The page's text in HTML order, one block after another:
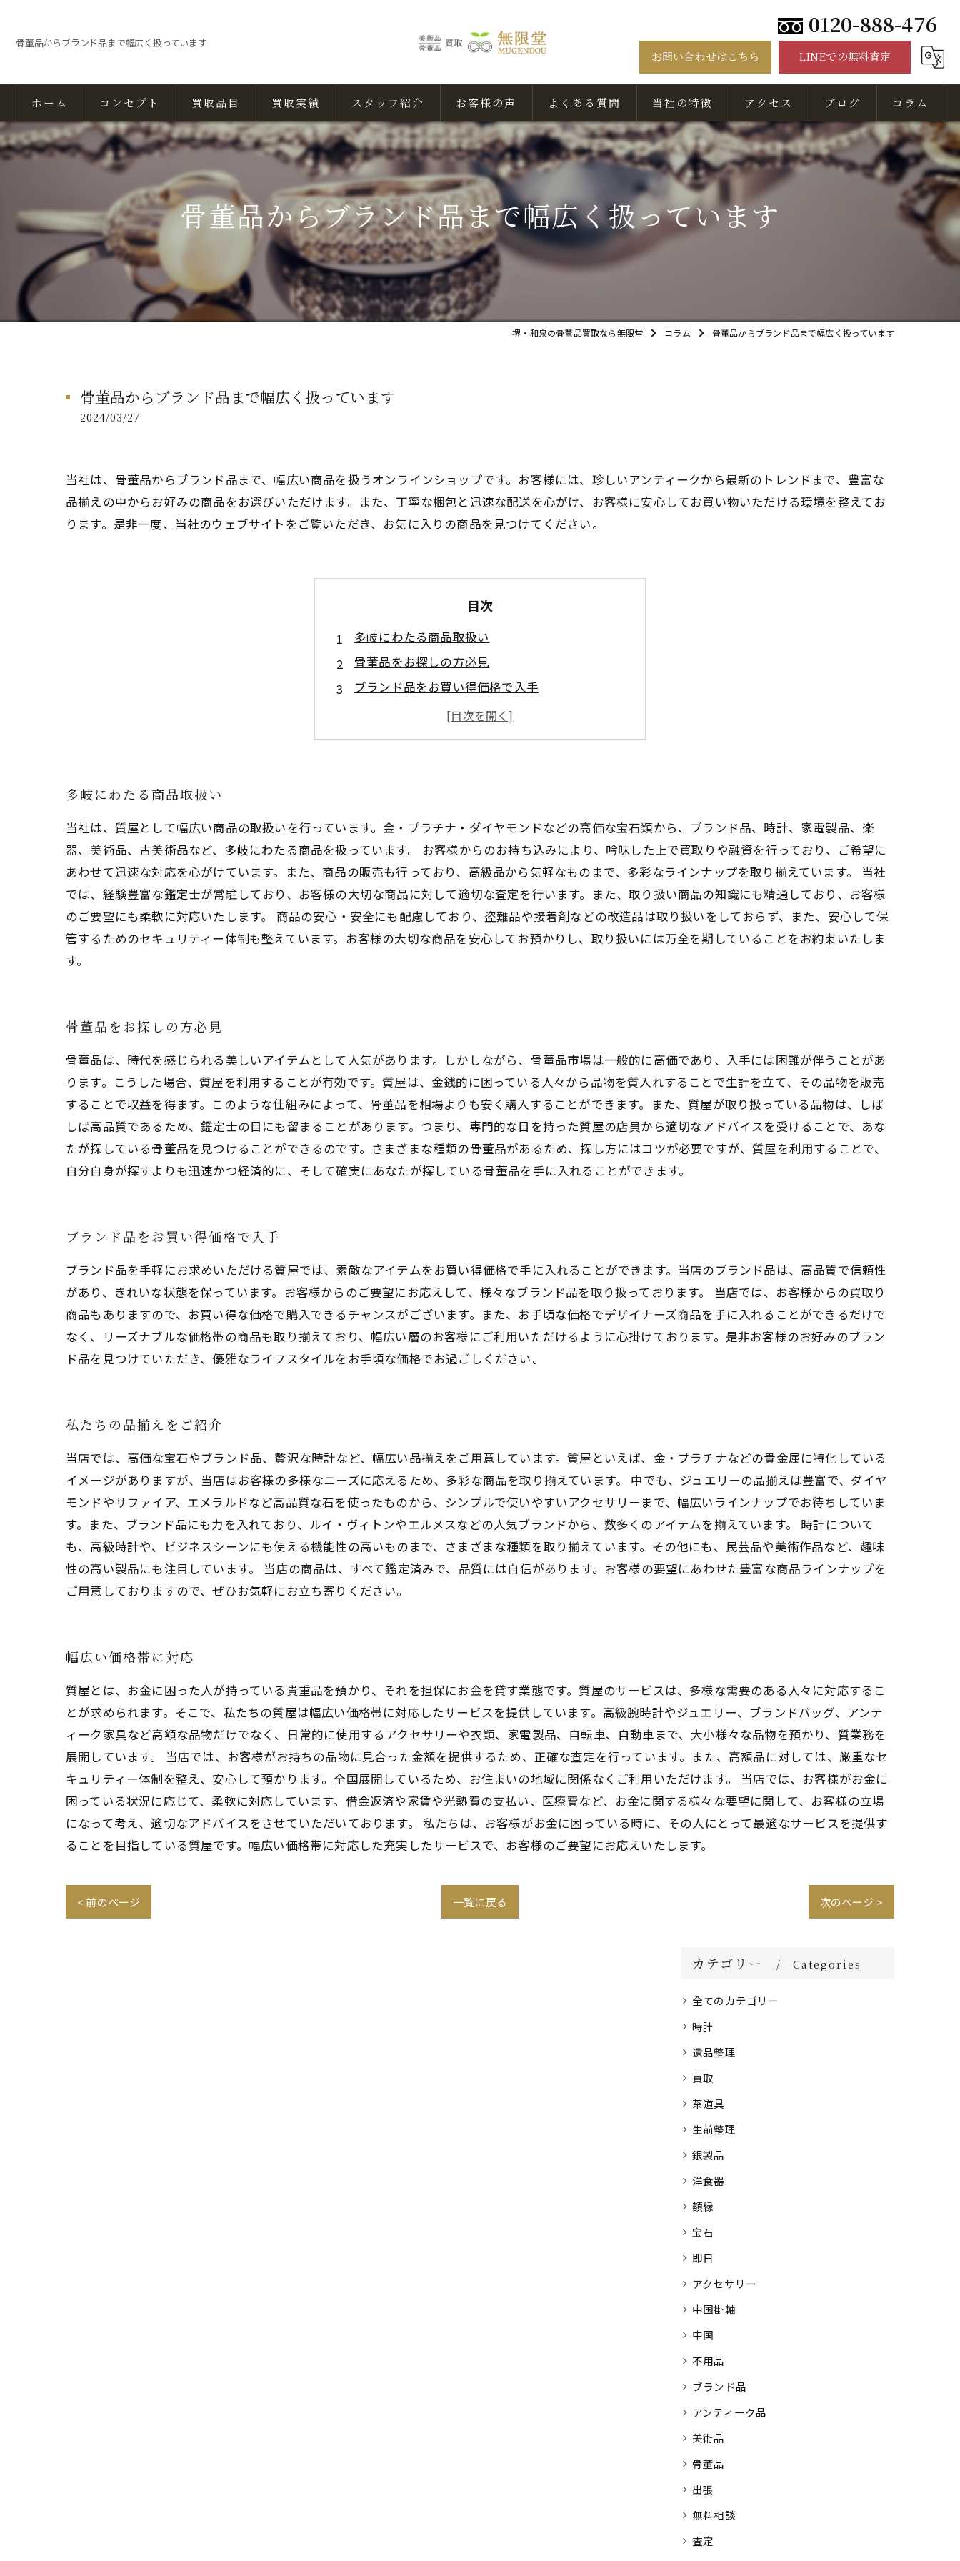
骨董品からブランド品まで幅広く扱っています
0120-888-476
お問い合わせはこちら LINEでの無料査定
ホーム コンセプト 買取品目 買取実績 スタッフ紹介 お客様の声 よくある質問 当社の特徴
骨董品
美術品
出張
無料相談
アクセス ブログ コラム
骨董品からブランド品まで幅広く扱っています
堺・和泉の骨董品買取なら無限堂 コラム 骨董品からブランド品まで幅広く扱っています
骨董品からブランド品まで幅広く扱っています
2024/03/27
当社は、骨董品からブランド品まで、幅広い商品を扱うオンラインショップです。お客様には、珍しいアンティークから最新のトレンドまで、豊富な
品揃えの中からお好みの商品をお選びいただけます。また、丁寧な梱包と迅速な配送を心がけ、お客様に安心してお買い物いただける環境を整えてお
ります。是非一度、当社のウェブサイトをご覧いただき、お気に入りの商品を見つけてください。
目次
多岐にわたる商品取扱い
骨董品をお探しの方必見
ブランド品をお買い得価格で入手
私たちの品揃えをご紹介
幅広い価格帯に対応
多岐にわたる商品取扱い
当社は、質屋として幅広い商品の取扱いを行っています。金・プラチナ・ダイヤモンドなどの高価な宝石類から、ブランド品、時計、家電製品、楽
器、美術品、古美術品など、多岐にわたる商品を扱っています。 お客様からのお持ち込みにより、吟味した上で買取りや融資を行っており、ご希望に
あわせて迅速な対応を心がけています。また、商品の販売も行っており、高級品から気軽なものまで、多彩なラインナップを取り揃えています。 当社
では、経験豊富な鑑定士が常駐しており、お客様の大切な商品に対して適切な査定を行います。また、取り扱い商品の知識にも精通しており、お客様
のご要望にも柔軟に対応いたします。 商品の安心・安全にも配慮しており、盗難品や接着剤などの改造品は取り扱いをしておらず、また、安心して保
管するためのセキュリティー体制も整えています。お客様の大切な商品を安心してお預かりし、取り扱いには万全を期していることをお約束いたしま
す。
骨董品をお探しの方必見
骨董品は、時代を感じられる美しいアイテムとして人気があります。しかしながら、骨董品市場は一般的に高価であり、入手には困難が伴うことがあ
ります。こうした場合、質屋を利用することが有効です。質屋は、金銭的に困っている人々から品物を質入れすることで生計を立て、その品物を販売
することで収益を得ます。このような仕組みによって、骨董品を相場よりも安く購入することができます。また、質屋が取り扱っている品物は、しば
しば高品質であるため、鑑定士の目にも留まることがあります。つまり、専門的な目を持った質屋の店員から適切なアドバイスを受けることで、あな
たが探している骨董品を見つけることができるのです。さまざまな種類の骨董品があるため、探し方にはコツが必要ですが、質屋を利用することで、
自分自身が探すよりも迅速かつ経済的に、そして確実にあなたが探している骨董品を手に入れることができます。
ブランド品をお買い得価格で入手
ブランド品を手軽にお求めいただける質屋では、素敵なアイテムをお買い得価格で手に入れることができます。当店のブランド品は、高品質で信頼性
があり、きれいな状態を保っています。お客様からのご要望にお応えして、様々なブランド品を取り扱っております。 当店では、お客様からの買取り
商品もありますので、お買い得な価格で購入できるチャンスがございます。また、お手頃な価格でデザイナーズ商品を手に入れることができるだけで
なく、リーズナブルな価格帯の商品も取り揃えており、幅広い層のお客様にご利用いただけるように心掛けております。是非お客様のお好みのブラン
ド品を見つけていただき、優雅なライフスタイルをお手頃な価格でお過ごしください。
私たちの品揃えをご紹介
当店では、高価な宝石やブランド品、贅沢な時計など、幅広い品揃えをご用意しています。質屋といえば、金・プラチナなどの貴金属に特化している
イメージがありますが、当店はお客様の多様なニーズに応えるため、多彩な商品を取り揃えています。 中でも、ジュエリーの品揃えは豊富で、ダイヤ
モンドやサファイア、エメラルドなど高品質な石を使ったものから、シンプルで使いやすいアクセサリーまで、幅広いラインナップでお待ちしていま
す。また、ブランド品にも力を入れており、ルイ・ヴィトンやエルメスなどの人気ブランドから、数多くのアイテムを揃えています。 時計について
も、高級時計や、ビジネスシーンにも使える機能性の高いものまで、さまざまな種類を取り揃えています。その他にも、民芸品や美術作品など、趣味
性の高い製品にも注目しています。 当店の商品は、すべて鑑定済みで、品質には自信があります。お客様の要望にあわせた豊富な商品ラインナップを
ご用意しておりますので、ぜひお気軽にお立ち寄りください。
幅広い価格帯に対応
質屋とは、お金に困った人が持っている貴重品を預かり、それを担保にお金を貸す業態です。質屋のサービスは、多様な需要のある人々に対応するこ
とが求められます。そこで、私たちの質屋は幅広い価格帯に対応したサービスを提供しています。高級腕時計やジュエリー、ブランドバッグ、アンテ
ィーク家具など高額な品物だけでなく、日常的に使用するアクセサリーや衣類、家電製品、自転車、自動車まで、大小様々な品物を預かり、質業務を
展開しています。 当店では、お客様がお持ちの品物に見合った金額を提供するため、正確な査定を行っています。また、高額品に対しては、厳重なセ
キュリティー体制を整え、安心して預かります。全国展開しているため、お住まいの地域に関係なくご利用いただけます。 当店では、お客様がお金に
困っている状況に応じて、柔軟に対応しています。借金返済や家賃や光熱費の支払い、医療費など、お金に関する様々な要望に関して、お客様の立場
になって考え、適切なアドバイスをさせていただいております。 私たちは、お客様がお金に困っている時に、その人にとって最適なサービスを提供す
ることを目指している質屋です。幅広い価格帯に対応した充実したサービスで、お客様のご要望にお応えいたします。
< 前のページ 一覧に戻る 次のページ >
カテゴリー Categories
全てのカテゴリー
時計
遺品整理
買取
茶道具
生前整理
銀製品
洋食器
額縁
宝石
即日
アクセサリー
中国掛軸
中国
不用品
ブランド品
アンティーク品
美術品
骨董品
出張
無料相談
査定